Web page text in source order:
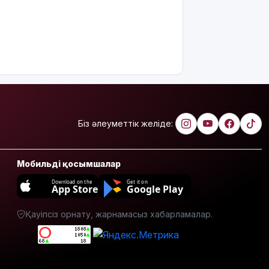
қызды
жойқын
тайфун:
жүздеген
тоқтатылды
Испанияның
Біз әлеуметтік желіде:
Мобильді қосымшалар
Download on the
App Store
Get it on
Google Play
Қауіпсіз орнату, жарнамасыз хабарламалар.